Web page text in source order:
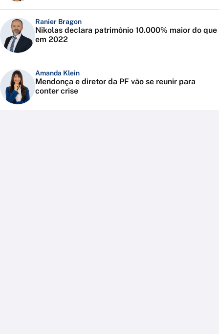
Ranier Bragon
Nikolas declara patrimônio 10.000% maior do que
em 2022
Amanda Klein
Mendonça e diretor da PF vão se reunir para
conter crise